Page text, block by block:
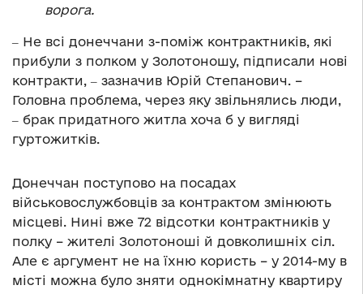
ворога.
‒ Не всі донеччани з-поміж контрактників, які
прибули з полком у Золотоношу, підписали нові
контракти, ‒ зазначив Юрій Степанович. –
Головна проблема, через яку звільнялись люди,
‒ брак придатного житла хоча б у вигляді
гуртожитків.
Донеччан поступово на посадах
військовослужбовців за контрактом змінюють
місцеві. Нині вже 72 відсотки контрактників у
полку – жителі Золотоноші й довколишніх сіл.
Але є аргумент не на їхню користь – у 2014-му в
місті можна було зняти однокімнатну квартиру